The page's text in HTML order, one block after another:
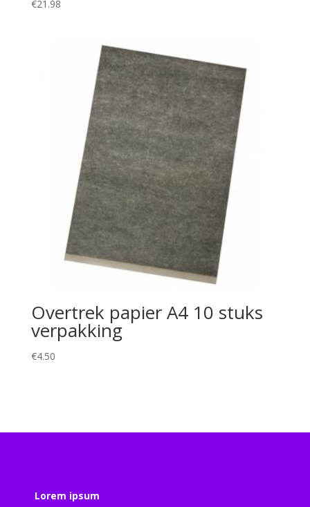
€21.98
Overtrek papier A4 10 stuks
verpakking
€4.50
Lorem ipsum